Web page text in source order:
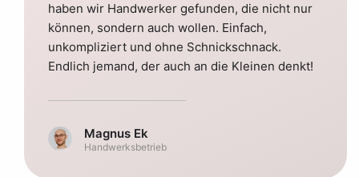
haben wir Handwerker gefunden, die nicht nur
können, sondern auch wollen. Einfach,
unkompliziert und ohne Schnickschnack.
Endlich jemand, der auch an die Kleinen denkt!
Magnus Ek
Handwerksbetrieb